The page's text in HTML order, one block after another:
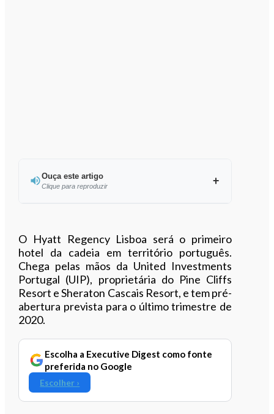
Ouça este artigo
Clique para reproduzir
O Hyatt Regency Lisboa será o primeiro
hotel da cadeia em território português.
Chega pelas mãos da United Investments
Portugal (UIP), proprietária do Pine Cliffs
Resort e Sheraton Cascais Resort, e tem pré-
abertura prevista para o último trimestre de
2020.
Escolha a Executive Digest como fonte
preferida no Google
Escolher ›